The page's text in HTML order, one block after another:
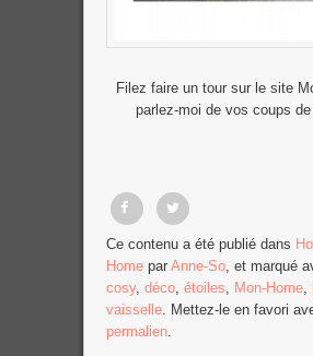
Filez faire un tour sur le site
parlez-moi de vos coups
Partager
sur
Facebook
Tweet
Ce contenu a été publié dans
Homepar Anne-So, et marqué
cosy, déco, étoiles Mon-Home,
vaisselle. Mettez-le en favori
permalien.